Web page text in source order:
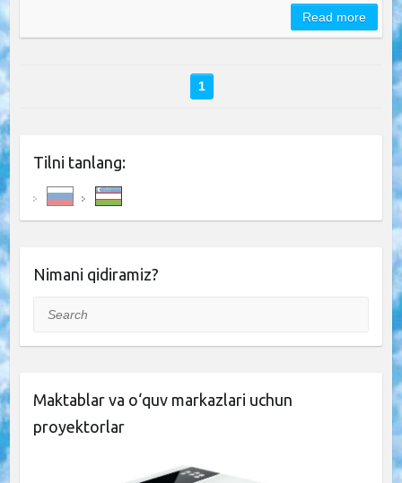
Read more
1
Tilni tanlang:
Nimani qidiramiz?
Search
Maktablar va o‘quv markazlari uchun
proyektorlar